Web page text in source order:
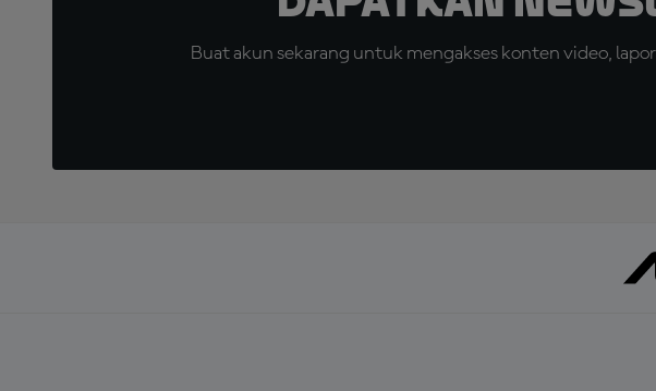
Buat akun sekarang untuk mengakses konten video,